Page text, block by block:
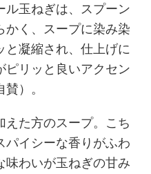
ル玉ねぎは、スプーン
かく、スープに染み染
と凝縮され、仕上げに
ピリッと良いアクセン
）。
えた方のスープ。こち
パイシーな香りがふわ
味わいが玉ねぎの甘み